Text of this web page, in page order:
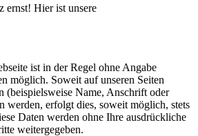
ernst! Hier ist unsere
ist in der Regel ohne Angabe
möglich. Soweit auf unseren Seiten
(beispielsweise Name, Anschrift oder
werden, erfolgt dies, soweit möglich, stets
Daten werden ohne Ihre ausdrückliche
weitergegeben.